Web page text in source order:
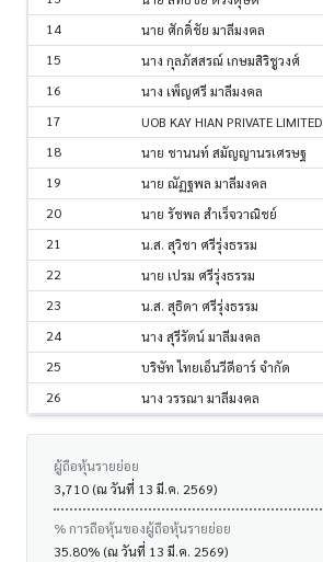
14 นาย ศักดิ์ชัย มาลีมงคล
15 นาง กุลภัสสรณ์ เกษมสิริชูวงศ์
16 นาง เพ็ญศรี มาลีมงคล
17 UOB KAY HIAN PRIVATE LIMITED
18 นาย ชานนท์ สมัญญานรเศรษฐ
19 นาย ณัฏฐพล มาลีมงคล
20 นาย รัชพล สำเร็จวาณิชย์
21 น.ส. สุวิชา ศรีรุ่งธรรม
22 นาย เปรม ศรีรุ่งธรรม
23 น.ส. สุธิดา ศรีรุ่งธรรม
24 นาง สุรีรัตน์ มาลีมงคล
25 บริษัท ไทยเอ็นวีดีอาร์ จำกัด
26 นาง วรรณา มาลีมงคล
ผู้ถือหุ้นรายย่อย
3,710 (ณ วันที่ 13 มี.ค. 2569)
% การถือหุ้นของผู้ถือหุ้นรายย่อย
35.80% (ณ วันที่ 13 มี.ค. 2569)